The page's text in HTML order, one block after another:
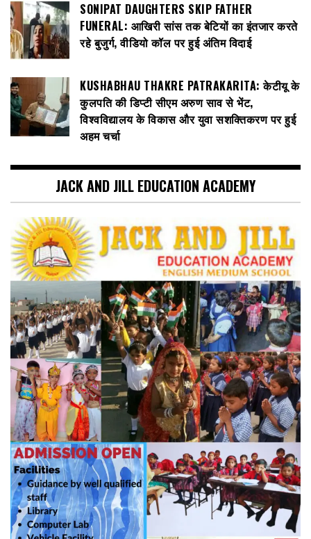
SONIPAT DAUGHTERS SKIP FATHER
FUNERAL: आखिरी सांस तक बेटियों का इंतजार करते
रहे बुजुर्ग, वीडियो कॉल पर हुई अंतिम विदाई
KUSHABHAU THAKRE PATRAKARITA: केटीयू के
कुलपति की डिप्टी सीएम अरुण साव से भेंट,
विश्वविद्यालय के विकास और युवा सशक्तिकरण पर हुई
अहम चर्चा
JACK AND JILL EDUCATION ACADEMY